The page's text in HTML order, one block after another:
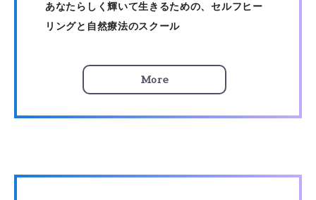
あなたらしく輝いて生きるための、セルフヒー
リングと自然療法のスクール
More